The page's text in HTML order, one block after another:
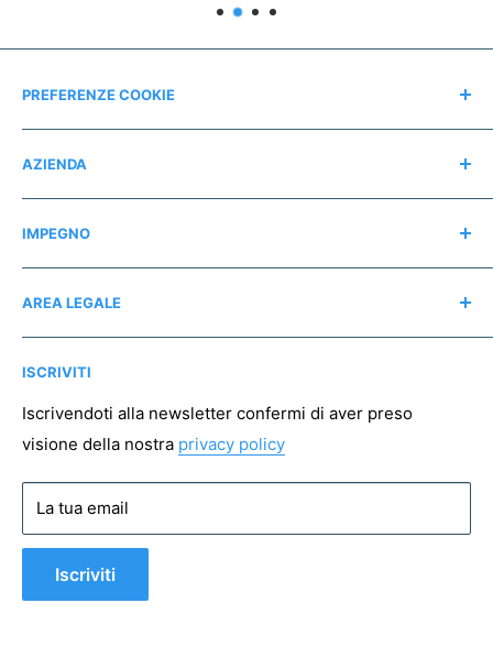
PREFERENZE COOKIE
Modifica consensi
AZIENDA
Contatti
Chi siamo
Recensioni
Instagram
Mappa del sito
IMPEGNO
Regali consapevoli
Associazioni no profit
AREA LEGALE
Pagamento sicuro
Spedizioni
Resi
Condizioni di vendita
Privacy policy
Cookie policy
ISCRIVITI
Iscrivendoti alla newsletter confermi di aver preso
visione della nostra privacy policy
La tua email
Iscriviti